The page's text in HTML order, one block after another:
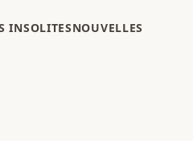
INSOLITESNOUVELLES